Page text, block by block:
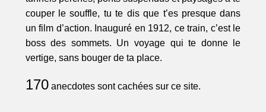
couper le souffle, tu te dis que t’es presque dans
un film d’action. Inauguré en 1912, ce train, c’est le
boss des sommets. Un voyage qui te donne le
vertige, sans bouger de ta place.
170anecdotes sont cachées sur ce site.